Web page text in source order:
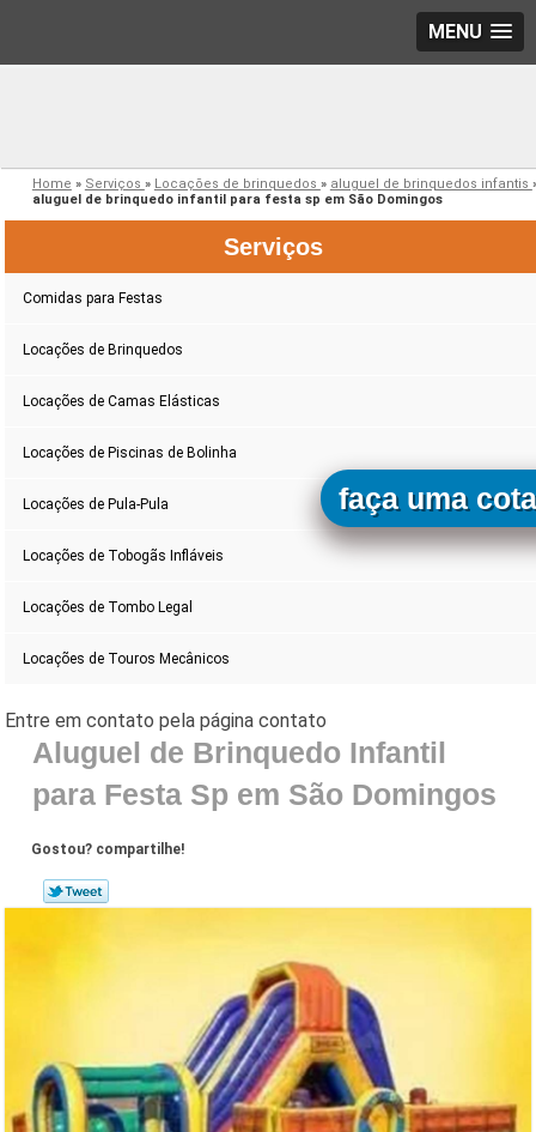
MENU
Home » Serviços » Locações de brinquedos » aluguel de brinquedos infantis
aluguel de brinquedo infantil para festa sp em São Domingos
Serviços
Comidas para Festas
Locações de Brinquedos
Locações de Camas Elásticas
Locações de Piscinas de Bolinha
Locações de Pula-Pula
Locações de Tobogãs Infláveis
Locações de Tombo Legal
Locações de Touros Mecânicos
Aluguel de Brinquedo Infantil
para Festa Sp em São Domingos
Gostou? compartilhe!
faça uma